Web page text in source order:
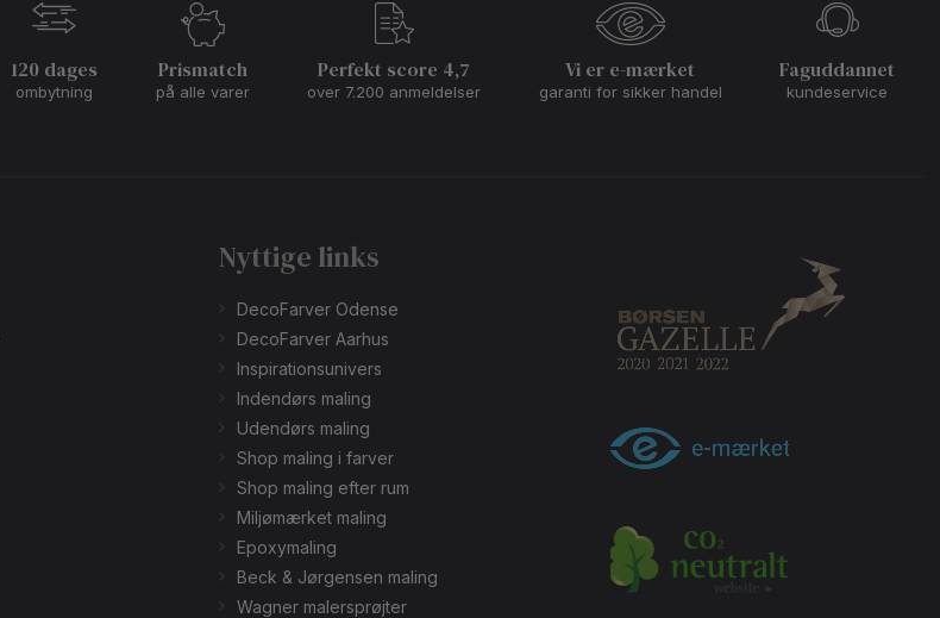
120 dages
ombytning
Prismatch
på alle varer
Perfekt score 4,7
over 7.200 anmeldelser
Vi er e-mærket
garanti for sikker handel
Faguddannet
kundeservice
Nyttige links
DecoFarver Odense
DecoFarver Aarhus
Inspirationsunivers
Indendørs maling
Udendørs maling
Shop maling i farver
Shop maling efter rum
Miljømærket maling
Epoxymaling
Beck & Jørgensen maling
Wagner malersprøjter